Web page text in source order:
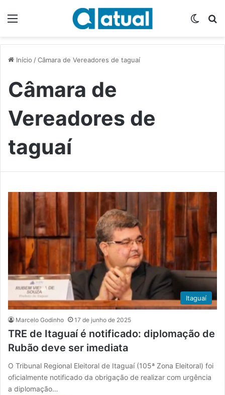
Início /Câmara de Vereadores de taguaí
Câmara de
Vereadores de
taguaí
Itaguaí
Marcelo Godinho 17 de junho de 2025
TRE de Itaguaí é notificado: diplomação de
Rubão deve ser imediata
O Tribunal Regional Eleitoral de Itaguaí (105ª Zona Eleitoral) foi
oficialmente notificado da obrigação de realizar com urgência
a diplomação…